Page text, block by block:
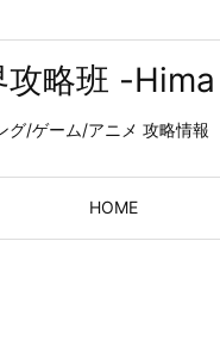
攻略班 -
グ/ゲーム/アニメ 攻略情報
HOME